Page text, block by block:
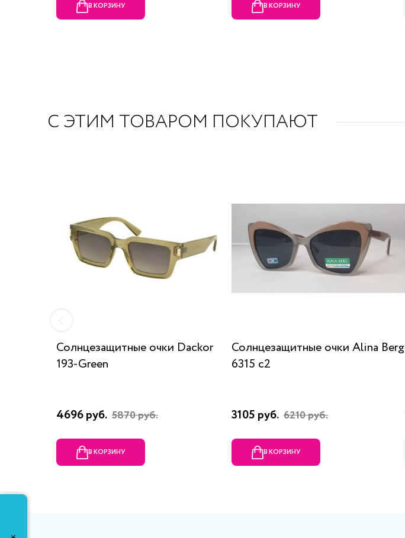
В КОРЗИНУ В КОРЗИНУ
С ЭТИМ ТОВАРОМ ПОКУПАЮТ
Солнцезащитные очки Dackor
193-Green
4696 руб. 5870 руб.
В КОРЗИНУ
Солнцезащитные очки Alina Berg
6315 с2
3105 руб. 6210 руб.
В КОРЗИНУ